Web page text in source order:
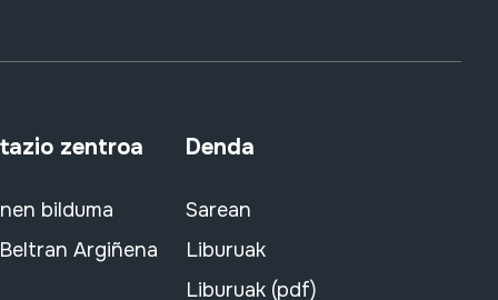
zentroa
bilduma
Argiñena
Denda
Sarean
Liburuak
Liburuak (pdf)